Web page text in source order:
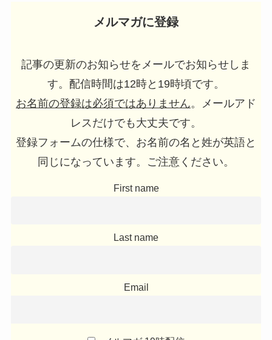
メルマガに登録
記事の更新のお知らせをメールでお知らせしま
す。配信時間は12時と19時頃です。
お名前の登録は必須ではありません。メールアド
レスだけでも大丈夫です。
登録フォームの仕様で、お名前の名と姓が英語と
同じになっています。ご注意ください。
First name
Last name
Email